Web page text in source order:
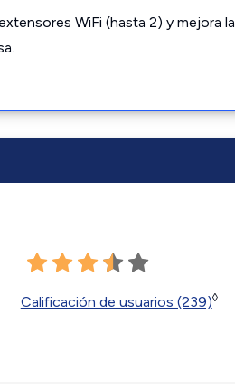
WiFi (hasta 2) y mejora la
Calificación de usuarios (239)◊